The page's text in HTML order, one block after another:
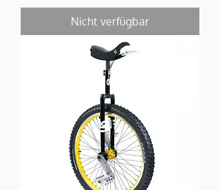
Nicht verfügbar